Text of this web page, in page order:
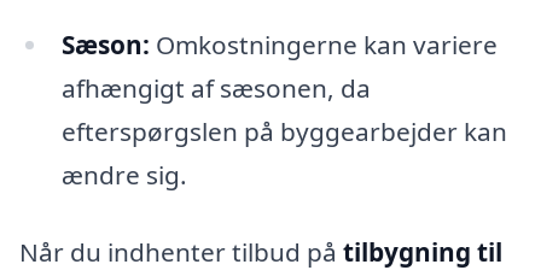
Sæson: Omkostningerne kan variere
afhængigt af sæsonen, da
efterspørgslen på byggearbejder kan
ændre sig.
Når du indhenter tilbud på tilbygning til